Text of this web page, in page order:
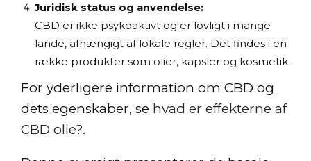
Juridisk status og anvendelse:
CBD er ikke psykoaktivt og er lovligt i mange
lande, afhængigt af lokale regler. Det findes i en
række produkter som olier, kapsler og kosmetik.
For yderligere information om CBD og
dets egenskaber, se hvad er effekterne af
CBD olie?.